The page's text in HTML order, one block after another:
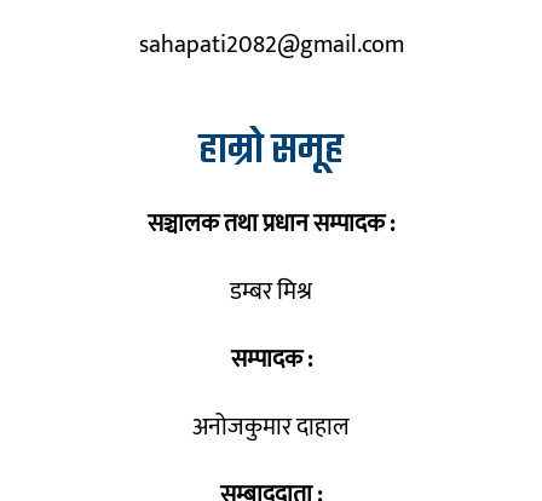
sahapati2082@gmail.com
हाम्रो समूह
सञ्चालक तथा प्रधान सम्पादक :
डम्बर मिश्र
सम्पादक :
अनोजकुमार दाहाल